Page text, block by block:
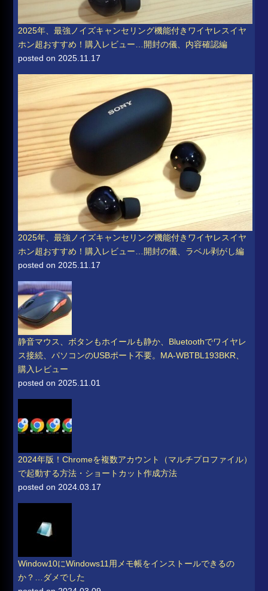
2025年、最強ノイズキャンセリング機能付きワイヤレスイヤ
ホン超おすすめ！購入レビュー…開封の儀、内容確認編
posted on 2025.11.17
2025年、最強ノイズキャンセリング機能付きワイヤレスイヤ
ホン超おすすめ！購入レビュー…開封の儀、ラベル剥がし編
posted on 2025.11.17
静音マウス、ボタンもホイールも静か、Bluetoothでワイヤレ
ス接続、パソコンのUSBポート不要。MA-WBTBL193BKR、
購入レビュー
posted on 2025.11.01
2024年版！Chromeを複数アカウント（マルチプロファイル）
で起動する方法・ショートカット作成方法
posted on 2024.03.17
Window10にWindows11用メモ帳をインストールできるの
か？…ダメでした